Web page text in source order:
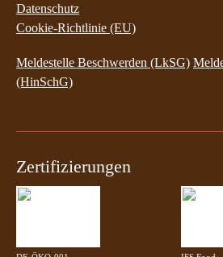
Datenschutz
Cookie-Richtlinie (EU)
Meldestelle Beschwerden (LkSG)
(HinSchG)
Zertifizierungen